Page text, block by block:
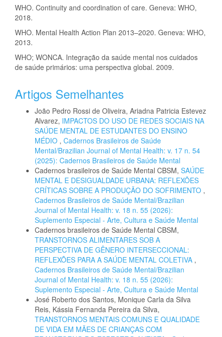
WHO. Continuity and coordination of care. Geneva: WHO,
2018.
WHO. Mental Health Action Plan 2013–2020. Geneva: WHO,
2013.
WHO; WONCA. Integração da saúde mental nos cuidados
de saúde primários: uma perspectiva global. 2009.
Artigos Semelhantes
João Pedro Rossi de Oliveira, Ariadna Patricia Estevez
Alvarez, IMPACTOS DO USO DE REDES SOCIAIS NA
SAÚDE MENTAL DE ESTUDANTES DO ENSINO
MÉDIO , Cadernos Brasileiros de Saúde
Mental/Brazilian Journal of Mental Health: v. 17 n. 54
(2025): Cadernos Brasileiros de Saúde Mental
Cadernos brasileiros de Saúde Mental CBSM, SAÚDE
MENTAL E DESIGUALDADE URBANA: REFLEXÕES
CRÍTICAS SOBRE A PRODUÇÃO DO SOFRIMENTO ,
Cadernos Brasileiros de Saúde Mental/Brazilian
Journal of Mental Health: v. 18 n. 55 (2026):
Suplemento Especial - Arte, Cultura e Saúde Mental
Cadernos brasileiros de Saúde Mental CBSM,
TRANSTORNOS ALIMENTARES SOB A
PERSPECTIVA DE GÊNERO INTERSECCIONAL:
REFLEXÕES PARA A SAÚDE MENTAL COLETIVA ,
Cadernos Brasileiros de Saúde Mental/Brazilian
Journal of Mental Health: v. 18 n. 55 (2026):
Suplemento Especial - Arte, Cultura e Saúde Mental
José Roberto dos Santos, Monique Carla da Silva
Reis, Kássia Fernanda Pereira da Silva,
TRANSTORNOS MENTAIS COMUNS E QUALIDADE
DE VIDA EM MÃES DE CRIANÇAS COM